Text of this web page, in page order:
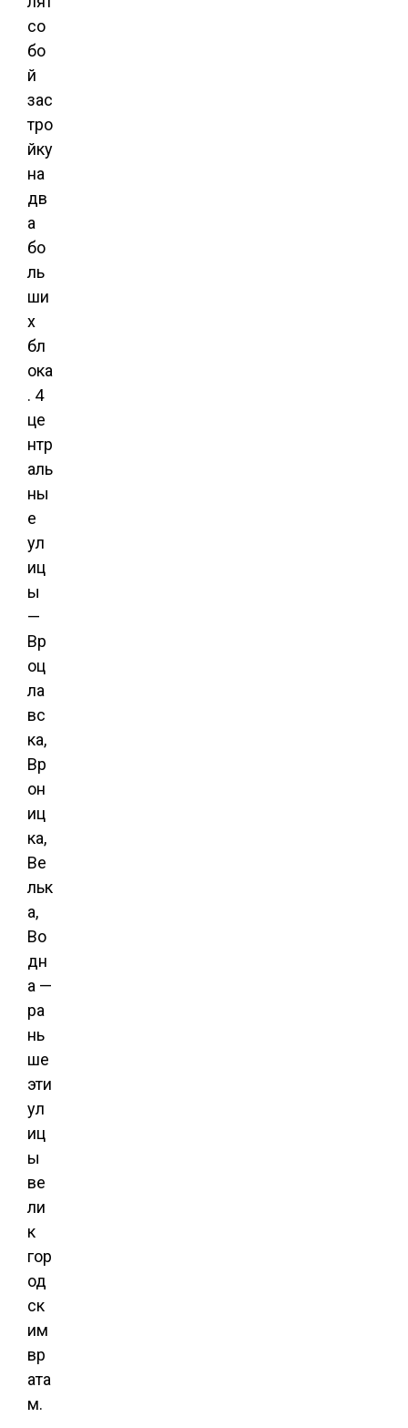
со
бо
й
зас
тро
йку
на
дв
а
бо
ль
ши
х
бл
ока
. 4
це
нтр
аль
ны
е
ул
иц
ы
—
Вр
оц
ла
вс
ка,
Вр
он
иц
ка,
Ве
льк
а,
Во
дн
а —
ра
нь
ше
эти
ул
иц
ы
ве
ли
к
гор
од
ск
им
вр
ата
м.